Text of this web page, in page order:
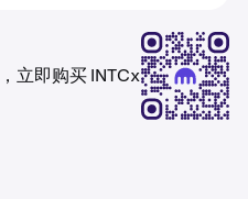
，立即购买 INTCx